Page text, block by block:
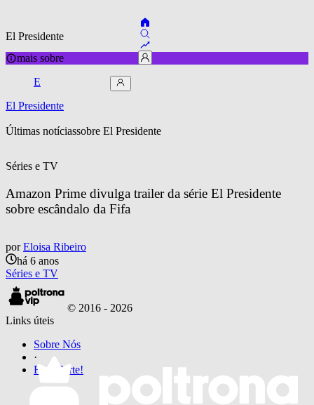
El Presidente
mais sobre
E
El Presidente
Últimas notíciassobre El Presidente
Séries e TV
Amazon Prime divulga trailer da série El Presidente
sobre escândalo da Fifa
por Eloisa Ribeiro
há 6 anos
Séries e TV
© 2016 - 2026
Links úteis
Sobre Nós
·
Faça Parte!